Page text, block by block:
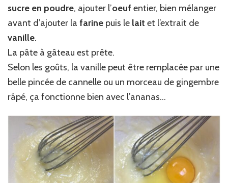
sucre en poudre, ajouter l’oeuf entier, bien mélanger
avant d’ajouter la farine puis le lait et l’extrait de
vanille.
La pâte à gâteau est prête.
Selon les goûts, la vanille peut être remplacée par une
belle pincée de cannelle ou un morceau de gingembre
râpé, ça fonctionne bien avec l’ananas…